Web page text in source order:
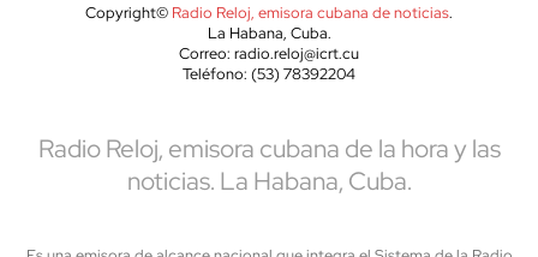
Copyright© Radio Reloj, emisora cubana de noticias.
La Habana, Cuba.
Correo: radio.reloj@icrt.cu
Teléfono: (53) 78392204
Radio Reloj, emisora cubana de la hora y las
noticias. La Habana, Cuba.